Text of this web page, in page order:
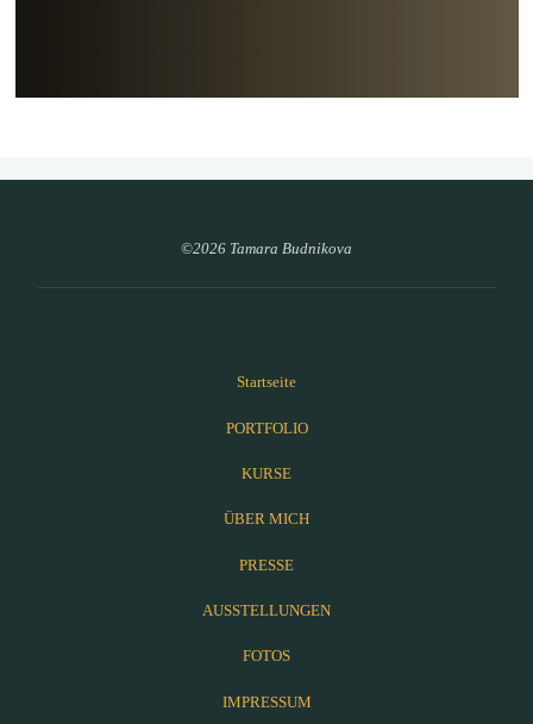
©2026 Tamara Budnikova
Startseite
PORTFOLIO
KURSE
ÜBER MICH
PRESSE
AUSSTELLUNGEN
FOTOS
IMPRESSUM